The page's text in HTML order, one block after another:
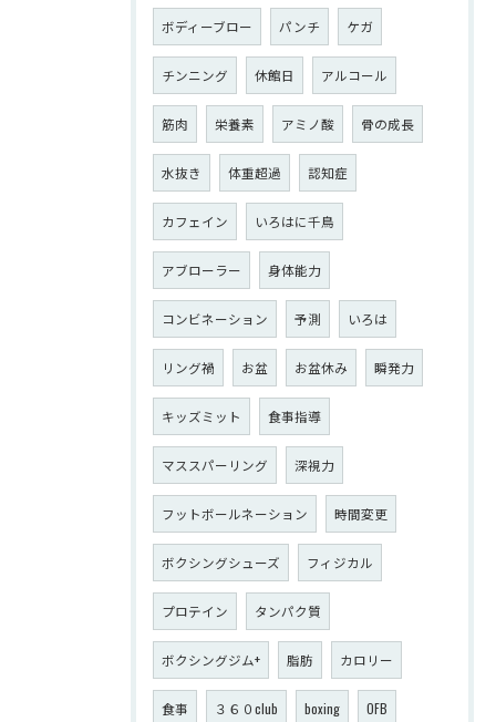
ボディーブロー パンチ ケガ
チンニング 休館日 アルコール
筋肉 栄養素 アミノ酸 骨の成長
水抜き 体重超過 認知症
カフェイン いろはに千鳥
アブローラー 身体能力
コンビネーション 予測 いろは
リング禍 お盆 お盆休み 瞬発力
キッズミット 食事指導
マススパーリング 深視力
フットボールネーション 時間変更
ボクシングシューズ フィジカル
プロテイン タンパク質
ボクシングジム+ 脂肪 カロリー
食事 ３６０club boxing OFB